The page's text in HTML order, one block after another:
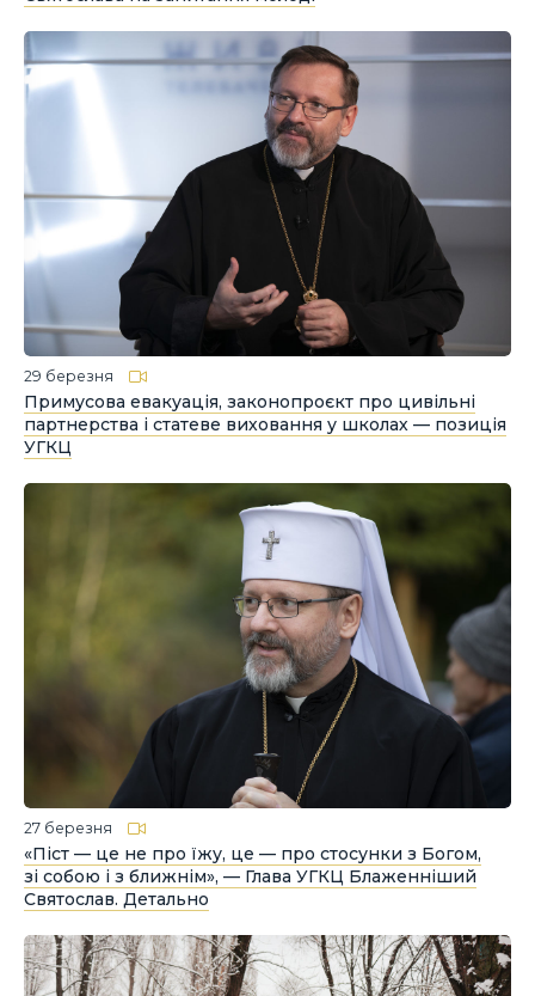
29 березня
Примусова евакуація, законопроєкт про цивільні
партнерства і статеве виховання у школах — позиція
УГКЦ
27 березня
«Піст — це не про їжу, це — про стосунки з Богом,
зі собою і з ближнім», — Глава УГКЦ Блаженніший
Святослав. Детально